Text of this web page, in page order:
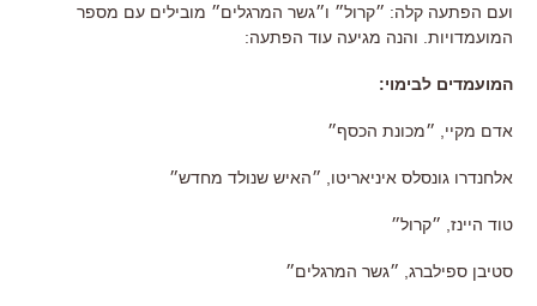
ועם הפתעה קלה: ״קרול״ ו״גשר המרגלים״ מובילים עם מספר
המועמדויות. והנה מגיעה עוד הפתעה:
המועמדים לבימוי:
אדם מקיי, ״מכונת הכסף״
אלחנדרו גונסלס איניאריטו, ״האיש שנולד מחדש״
טוד היינז, ״קרול״
סטיבן ספילברג, ״גשר המרגלים״